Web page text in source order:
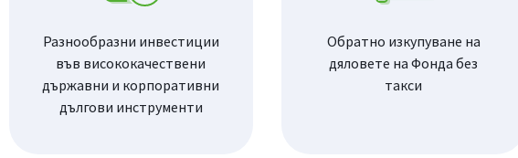
Разнообразни инвестиции
във висококачествени
държавни и корпоративни
дългови инструменти
Обратно изкупуване на
дяловете на Фонда без
такси